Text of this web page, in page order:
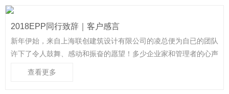
2018EPP同行致辞｜客户感言
新年伊始，来自上海联创建筑设计有限公司的凌总便为自已的团队
许下了令人鼓舞、感动和振奋的愿望！多少企业家和管理者的心声
查看更多